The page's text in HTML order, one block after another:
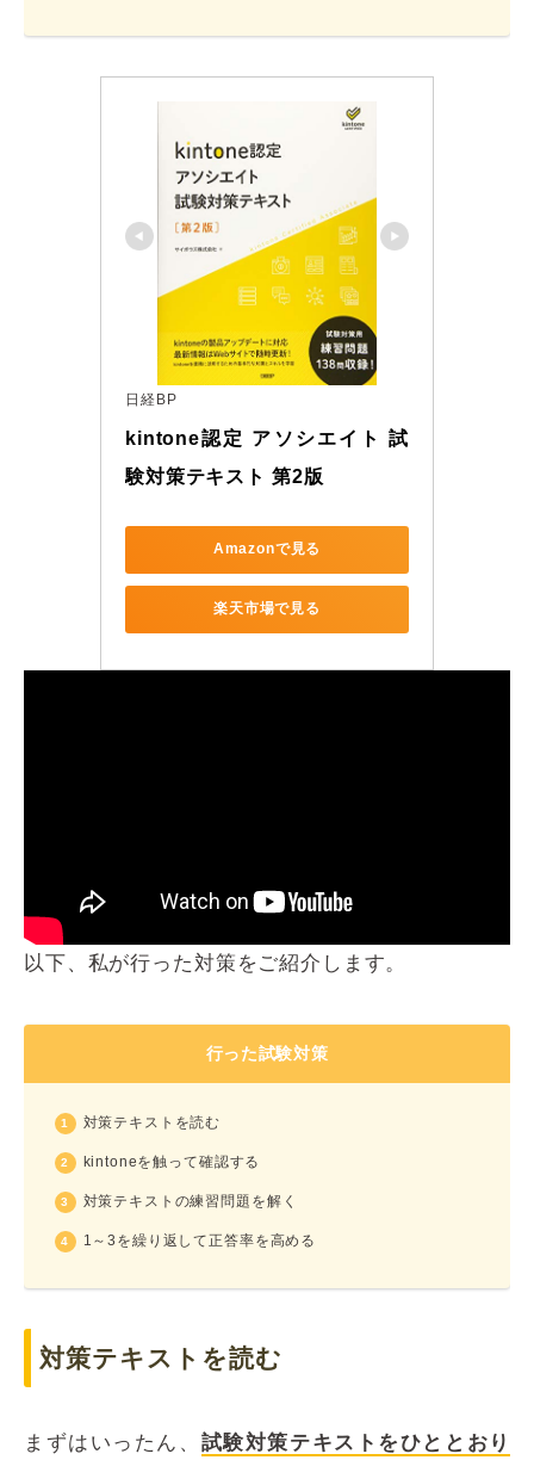
日経BP
kintone認定 アソシエイト 試
験対策テキスト 第2版
Amazonで見る
楽天市場で見る
以下、私が行った対策をご紹介します。
行った試験対策
対策テキストを読む
kintoneを触って確認する
対策テキストの練習問題を解く
1～3を繰り返して正答率を高める
対策テキストを読む
まずはいったん、 試験対策テキストをひととおり